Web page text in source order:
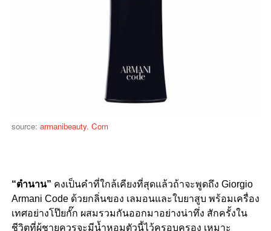
source: armanibeauty. Com
“ตำนาน” คงเป็นคำที่ใกล้เคียงที่สุดแล้วถ้าจะพูดถึง Giorgio
Armani Code ด้วยกลิ่นของ เลมอนและใบยาสูบ พร้อมเครื่อง
เทศอย่างโป๊ยกั๊ก ผสมรวมกันออกมาอย่างน่าทึ่ง สักครั้งใน
ชีวิตที่ผู้ชายควรจะมีน้ำหอมตัวนี้ไว้ครอบครอง เหมาะ